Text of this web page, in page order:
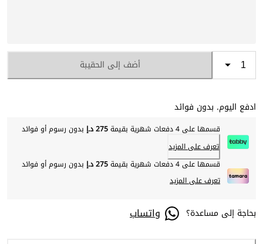
أضف إلى الحقيبة
ادفع اليوم. بدون فوائد
قسمها على 4 دفعات شهرية بقيمة 275 د.إ
بدون رسوم أو فوائد
تعرف على المزيد
قسمها على 4 دفعات شهرية بقيمة
275 د.إ
بدون رسوم أو فوائد
تعرف على المزيد
بحاجة إلى مساعدة؟ واتساب